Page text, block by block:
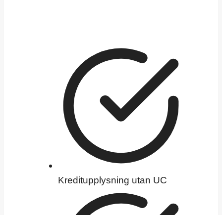
Kreditupplysning utan UC